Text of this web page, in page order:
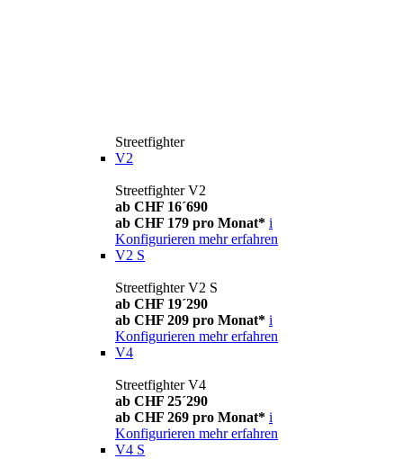
Streetfighter
V2
Streetfighter V2
ab CHF 16´690
ab CHF 179 pro Monat* i
Konfigurieren mehr erfahren
V2 S
Streetfighter V2 S
ab CHF 19´290
ab CHF 209 pro Monat* i
Konfigurieren mehr erfahren
V4
Streetfighter V4
ab CHF 25´290
ab CHF 269 pro Monat* i
Konfigurieren mehr erfahren
V4 S